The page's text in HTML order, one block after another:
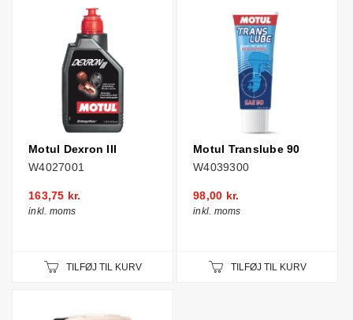
Motul Dexron III
W4027001
163,75 kr.
inkl. moms
TILFØJ TIL KURV
Motul Translube 90
W4039300
98,00 kr.
inkl. moms
TILFØJ TIL KURV